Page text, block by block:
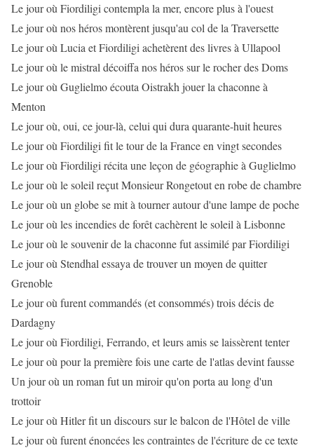
Le jour où Fiordiligi contempla la mer, encore plus à l'ouest
Le jour où nos héros montèrent jusqu'au col de la Traversette
Le jour où Lucia et Fiordiligi achetèrent des livres à Ullapool
Le jour où le mistral décoiffa nos héros sur le rocher des Doms
Le jour où Guglielmo écouta Oistrakh jouer la chaconne à
Menton
Le jour où, oui, ce jour-là, celui qui dura quarante-huit heures
Le jour où Fiordiligi fit le tour de la France en vingt secondes
Le jour où Fiordiligi récita une leçon de géographie à Guglielmo
Le jour où le soleil reçut Monsieur Rongetout en robe de chambre
Le jour où un globe se mit à tourner autour d'une lampe de poche
Le jour où les incendies de forêt cachèrent le soleil à Lisbonne
Le jour où le souvenir de la chaconne fut assimilé par Fiordiligi
Le jour où Stendhal essaya de trouver un moyen de quitter
Grenoble
Le jour où furent commandés (et consommés) trois décis de
Dardagny
Le jour où Fiordiligi, Ferrando, et leurs amis se laissèrent tenter
Le jour où pour la première fois une carte de l'atlas devint fausse
Un jour où un roman fut un miroir qu'on porta au long d'un
trottoir
Le jour où Hitler fit un discours sur le balcon de l'Hôtel de ville
Le jour où furent énoncées les contraintes de l'écriture de ce texte